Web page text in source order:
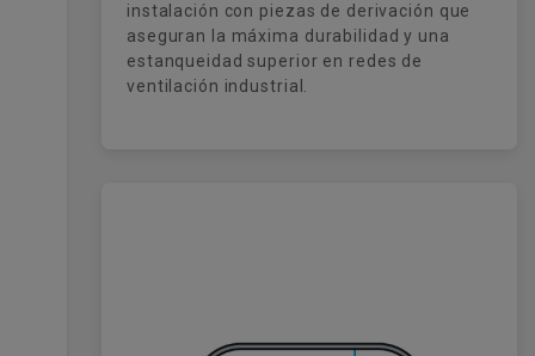
instalación con piezas de derivación que
aseguran la máxima durabilidad y una
estanqueidad superior en redes de
ventilación industrial.